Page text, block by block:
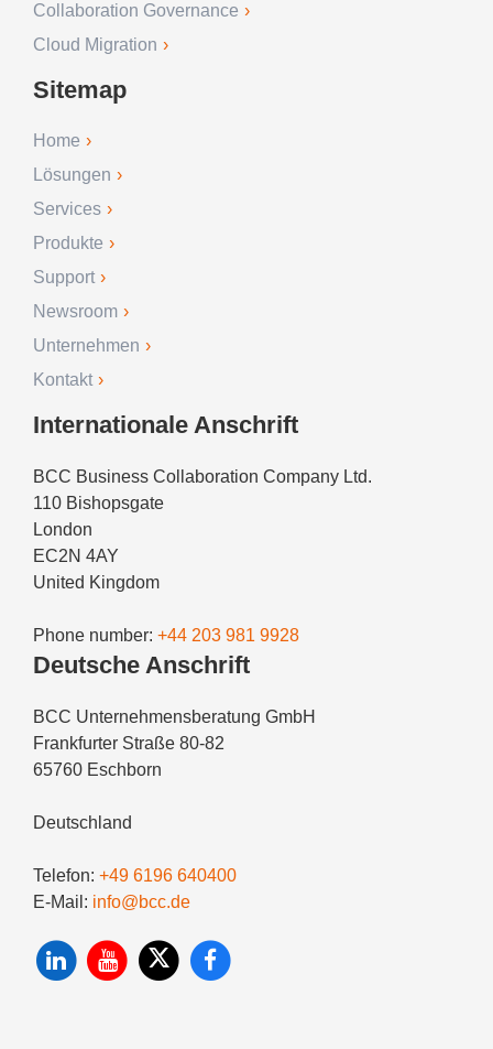
Collaboration Governance
Cloud Migration
Sitemap
Home
Lösungen
Services
Produkte
Support
Newsroom
Unternehmen
Kontakt
Internationale Anschrift
BCC Business Collaboration Company Ltd.
110 Bishopsgate
London
EC2N 4AY
United Kingdom
Phone number: +44 203 981 9928
Deutsche Anschrift
BCC Unternehmensberatung GmbH
Frankfurter Straße 80-82
65760 Eschborn
Deutschland
Telefon: +49 6196 640400
E-Mail: info@bcc.de